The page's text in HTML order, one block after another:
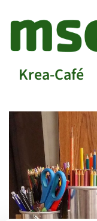
Krea-Café